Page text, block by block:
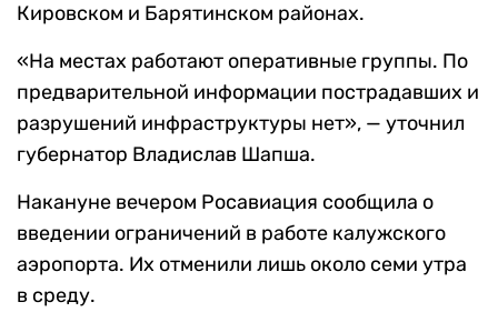
Кировском и Барятинском районах.
«На местах работают оперативные группы. По
предварительной информации пострадавших и
разрушений инфраструктуры нет», — уточнил
губернатор Владислав Шапша.
Накануне вечером Росавиация сообщила о
введении ограничений в работе калужского
аэропорта. Их отменили лишь около семи утра
в среду.